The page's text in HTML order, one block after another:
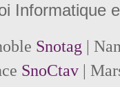
Informatique
Snotag |
SnoCtav|